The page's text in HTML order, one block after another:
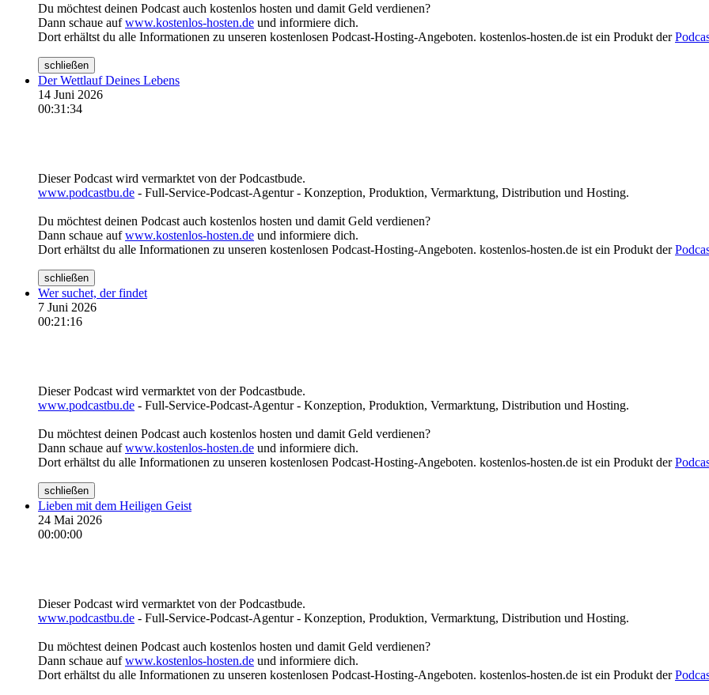
Du möchtest deinen Podcast auch kostenlos hosten und damit Geld verdienen?
Dann schaue aufwww.kostenlos-hosten.de und informiere dich.
Dort erhältst du alle Informationen zu unseren kostenlosen Podcast-Hosting-Angeboten. kostenlos-hosten.de ist ein Produkt der
schließen
Der Wettlauf Deines Lebens
14 Juni 2026
00:31:34
Dieser Podcast wird vermarktet von der Podcastbude.
www.podcastbu.de - Full-Service-Podcast-Agentur - Konzeption, Produktion, Vermarktung, Distribution und Hosting.
Du möchtest deinen Podcast auch kostenlos hosten und damit Geld verdienen?
Dann schaue aufwww.kostenlos-hosten.de und informiere dich.
Dort erhältst du alle Informationen zu unseren kostenlosen Podcast-Hosting-Angeboten. kostenlos-hosten.de ist ein Produkt der
schließen
Wer suchet, der findet
7 Juni 2026
00:21:16
Dieser Podcast wird vermarktet von der Podcastbude.
www.podcastbu.de - Full-Service-Podcast-Agentur - Konzeption, Produktion, Vermarktung, Distribution und Hosting.
Du möchtest deinen Podcast auch kostenlos hosten und damit Geld verdienen?
Dann schaue aufwww.kostenlos-hosten.de und informiere dich.
Dort erhältst du alle Informationen zu unseren kostenlosen Podcast-Hosting-Angeboten. kostenlos-hosten.de ist ein Produkt der
schließen
Lieben mit dem Heiligen Geist
24 Mai 2026
00:00:00
Dieser Podcast wird vermarktet von der Podcastbude.
www.podcastbu.de - Full-Service-Podcast-Agentur - Konzeption, Produktion, Vermarktung, Distribution und Hosting.
Du möchtest deinen Podcast auch kostenlos hosten und damit Geld verdienen?
Dann schaue aufwww.kostenlos-hosten.de und informiere dich.
Dort erhältst du alle Informationen zu unseren kostenlosen Podcast-Hosting-Angeboten. kostenlos-hosten.de ist ein Produkt der